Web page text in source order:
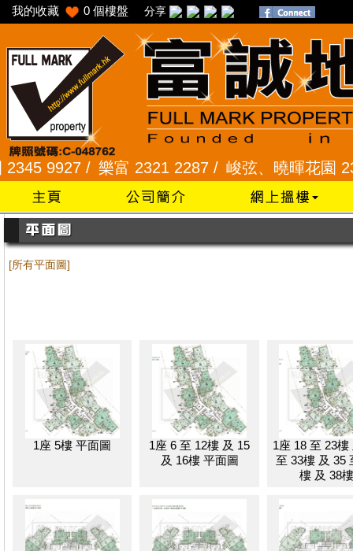
我的收藏 0 個樓盤 分享
9927 /樂富 2321 2287 /峻弦、曉暉花園 2345
[所有平面圖]
1座 5樓 平面圖
1座 6 至 12樓 及 15
及 16樓 平面圖
1座 18 至 23樓
至 33樓 及 35
樓 及 38樓